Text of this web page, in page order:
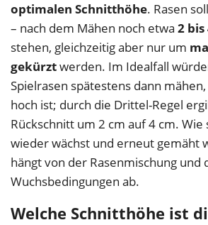
optimalen Schnitthöhe. Rasen
– nach dem Mähen noch etwa 2 bis
stehen, gleichzeitig aber nur um
gekürztwerden. Im Idealfall
Spielrasen spätestens dann
hoch ist; durch die Drittel-Regel
Rückschnitt um 2 cm auf 4 cm. Wie
wieder wächst und erneut gemäht
hängt von der Rasenmischung und
Wuchsbedingungen ab.
Welche Schnitthöhe ist